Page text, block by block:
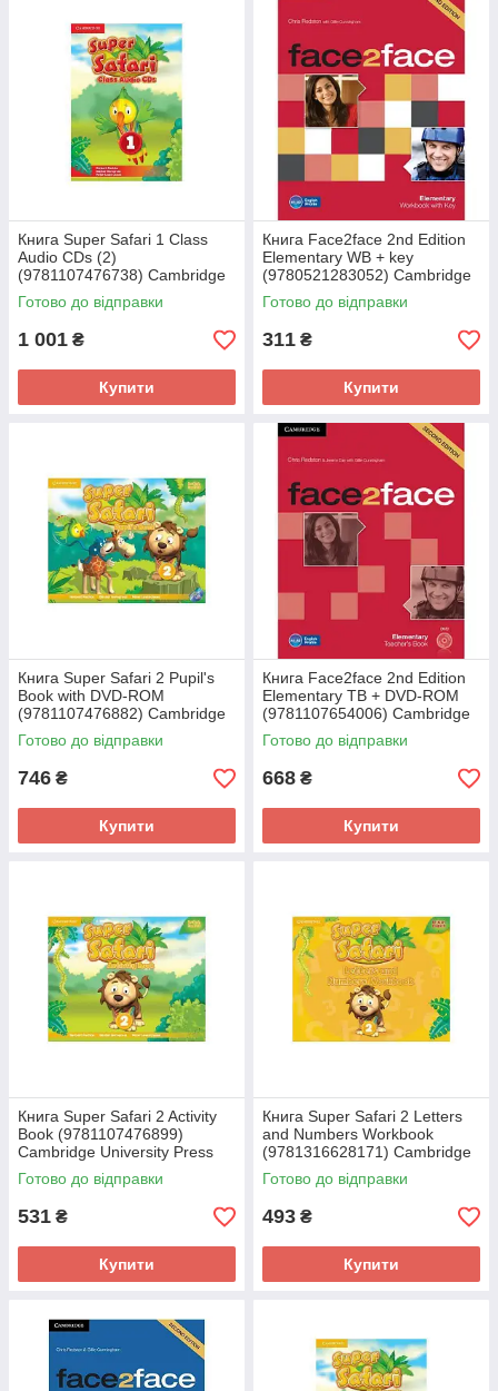
Книга Super Safari 1 Class
Audio CDs (2)
(9781107476738) Cambridge
University Press
Готово до відправки
1 001 ₴
Купити
Книга Face2face 2nd Edition
Elementary WB + key
(9780521283052) Cambridge
University Press
Готово до відправки
311 ₴
Купити
Книга Super Safari 2 Pupil's
Book with DVD-ROM
(9781107476882) Cambridge
University Press
Готово до відправки
746 ₴
Купити
Книга Face2face 2nd Edition
Elementary TB + DVD-ROM
(9781107654006) Cambridge
University Press
Готово до відправки
668 ₴
Купити
Книга Super Safari 2 Activity
Book (9781107476899)
Cambridge University Press
Готово до відправки
531 ₴
Купити
Книга Super Safari 2 Letters
and Numbers Workbook
(9781316628171) Cambridge
University Press
Готово до відправки
493 ₴
Купити